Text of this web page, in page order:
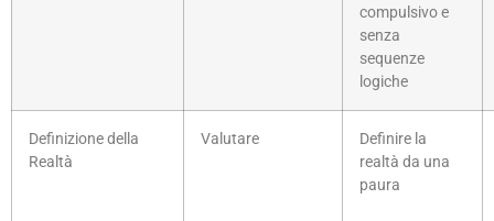
compulsivo e
senza
sequenze
logiche
Definizione della
Realtà
Valutare
Definire la
realtà da una
paura